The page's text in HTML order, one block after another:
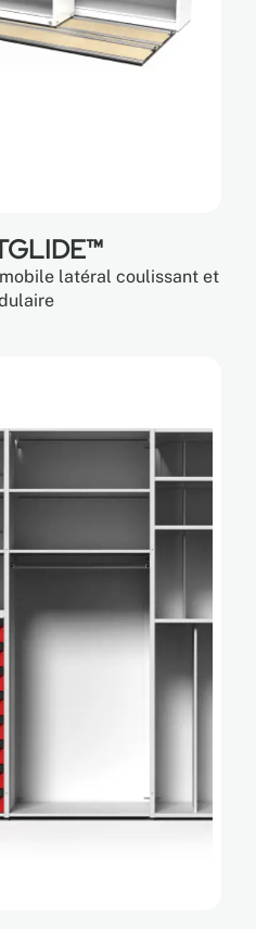
latéral coulissant et